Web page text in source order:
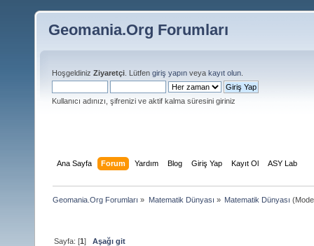
Geomania.Org Forumları
Hoşgeldiniz Ziyaretçi . Lütfen giriş yapın veya kayıt olun
Kullanıcı adınızı, şifrenizi ve aktif kalma süresini giriniz
Ana Sayfa Forum Yardım Blog Giriş Yap Kayıt Ol ASY Lab
Geomania.Org Forumları » Matematik Dünyası » Matematik Dünyası
Sayfa: [1]Aşağı git